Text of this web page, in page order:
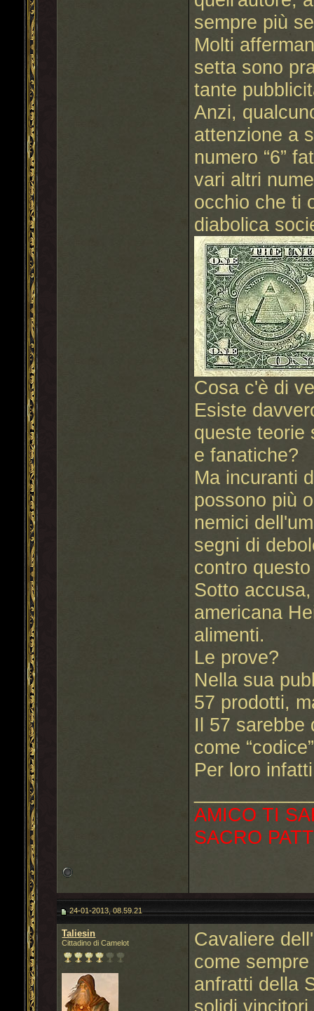
sempre più
Molti
setta sono
tante
Anzi,
attenzione a
numero “6”
vari altri
occhio che ti
diabolica
Cosa c'è di
Esiste
queste teorie
e fanatiche?
Ma incuranti
possono più
nemici
segni di
contro
Sotto
americana
alimenti.
Le prove?
Nella sua
57 prodotti,
Il 57 sarebbe
come
Per loro
AMICO TI
SACRO
24-01-2013, 08.59.21
Taliesin
Cittadino di Camelot
Cavaliere
come
anfratti della
solidi